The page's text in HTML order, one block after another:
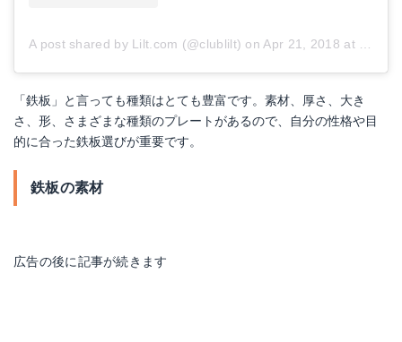
A post shared by Lilt.com (@clublilt) on Apr 21, 2018 at 7:28am PDT
「鉄板」と言っても種類はとても豊富です。素材、厚さ、大き
さ、形、さまざまな種類のプレートがあるので、自分の性格や目
的に合った鉄板選びが重要です。
鉄板の素材
広告の後に記事が続きます